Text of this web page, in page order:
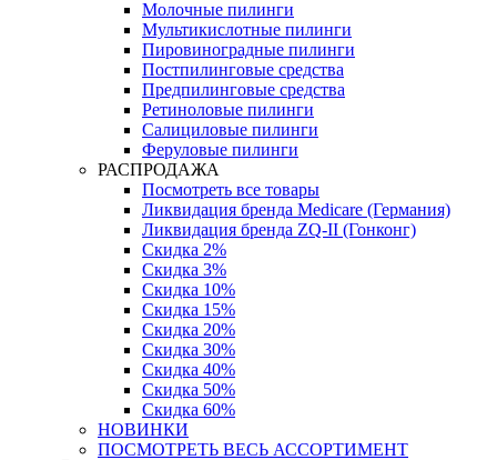
Молочные пилинги
Мультикислотные пилинги
Пировиноградные пилинги
Постпилинговые средства
Предпилинговые средства
Ретиноловые пилинги
Салициловые пилинги
Феруловые пилинги
РАСПРОДАЖА
Посмотреть все товары
Ликвидация бренда Medicare (Германия)
Ликвидация бренда ZQ-II (Гонконг)
Скидка 2%
Скидка 3%
Скидка 10%
Скидка 15%
Скидка 20%
Скидка 30%
Скидка 40%
Скидка 50%
Скидка 60%
НОВИНКИ
ПОСМОТРЕТЬ ВЕСЬ АССОРТИМЕНТ